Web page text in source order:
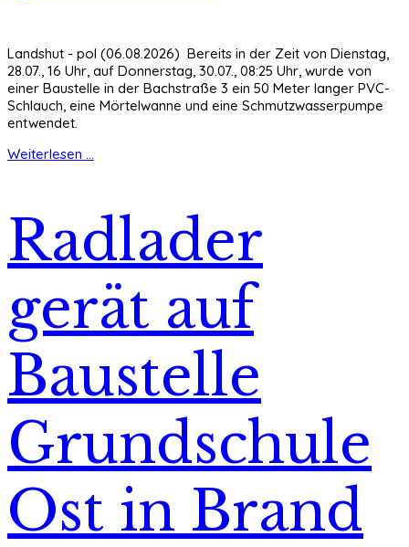
Landshut - pol (06.08.2026) Bereits in der Zeit von Dienstag,
28.07., 16 Uhr, auf Donnerstag, 30.07., 08:25 Uhr, wurde von
einer Baustelle in der Bachstraße 3 ein 50 Meter langer PVC-
Schlauch, eine Mörtelwanne und eine Schmutzwasserpumpe
entwendet.
Weiterlesen ...
Radlader
gerät auf
Baustelle
Grundschule
Ost in Brand